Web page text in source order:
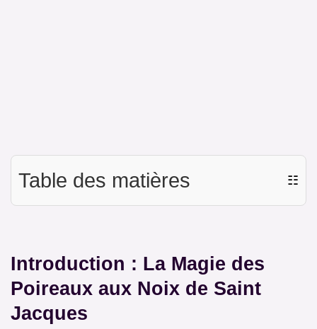
Table des matières ☷
Introduction : La Magie des
Poireaux aux Noix de Saint
Jacques